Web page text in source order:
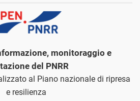
monitoraggio e
del PNRR
al Piano nazionale di ripresa
e resilienza